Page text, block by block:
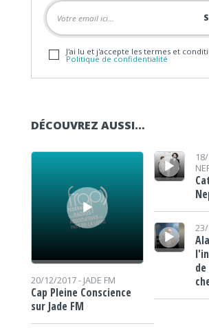
J'ai lu et j'accepte les termes et
Politique de confidentialité
DÉCOUVREZ AUSSI…
Lecteur audio
20/12/2017 - JADE FM
Cap Pleine Conscience
sur Jade FM
Lecteur
Lecteur